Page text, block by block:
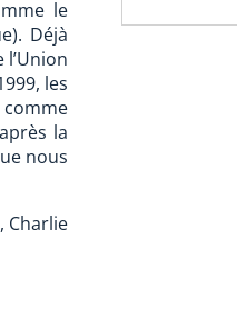
le
Déjà
les
la
nous
Charlie